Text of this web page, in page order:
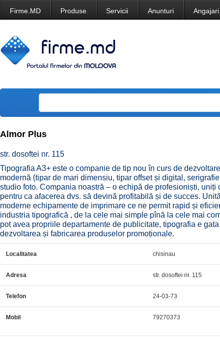
Firme.MD Produse Servicii Anunturi Angajari
Almor Plus
str. dosoftei nr. 115
Tipografia A3+ este o companie de tip nou în curs de
modernă (tipar de mari dimensiu, tipar offset și digital,
studio foto. Compania noastră – o echipă de profesioniști,
pentru ca afacerea dvs. să devină profitabilă și de succes.
moderne echipamente de imprimare ce ne permit rapid și
industria tipografică , de la cele mai simple pînă la cele mai
pot avea propriile departamente de publicitate, tipografia e
dezvoltarea și fabricarea produselor promoționale.
Localitatea chisinau
Adresa str. dosoftei nr. 115
Telefon 24-03-73
Mobil 79270373